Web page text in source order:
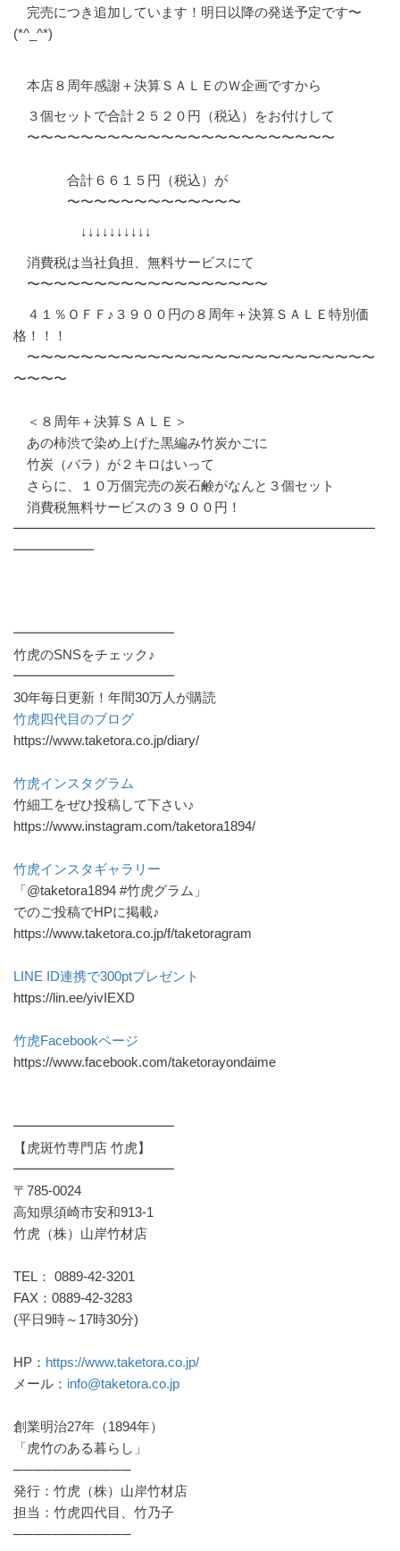
完売につき追加しています！明日以降の発送予定です〜
(*^_^*)
本店８周年感謝＋決算ＳＡＬＥのＷ企画ですから
３個セットで合計２５２０円（税込）をお付けして
〜〜〜〜〜〜〜〜〜〜〜〜〜〜〜〜〜〜〜〜〜〜〜
合計６６１５円（税込）が
〜〜〜〜〜〜〜〜〜〜〜〜〜
↓↓↓↓↓↓↓↓↓↓
消費税は当社負担、無料サービスにて
〜〜〜〜〜〜〜〜〜〜〜〜〜〜〜〜〜〜
４１％ＯＦＦ♪３９００円の８周年＋決算ＳＡＬＥ特別価
格！！！
〜〜〜〜〜〜〜〜〜〜〜〜〜〜〜〜〜〜〜〜〜〜〜〜〜〜
〜〜〜〜
＜８周年＋決算ＳＡＬＥ＞
あの柿渋で染め上げた黒編み竹炭かごに
竹炭（バラ）が２キロはいって
さらに、１０万個完売の炭石鹸がなんと３個セット
消費税無料サービスの３９００円！
━━━━━━━━━━━━━━━━━━━━━━━━━━━
━━━━━━
━━━━━━━━━━━━
竹虎のSNSをチェック♪
━━━━━━━━━━━━
30年毎日更新！年間30万人が購読
竹虎四代目のブログ
https://www.taketora.co.jp/diary/
竹虎インスタグラム
竹細工をぜひ投稿して下さい♪
https://www.instagram.com/taketora1894/
竹虎インスタギャラリー
「@taketora1894 #竹虎グラム」
でのご投稿でHPに掲載♪
https://www.taketora.co.jp/f/taketoragram
LINE ID連携で300ptプレゼント
https://lin.ee/yivIEXD
竹虎Facebookページ
https://www.facebook.com/taketorayondaime
━━━━━━━━━━━━
【虎斑竹専門店 竹虎】
━━━━━━━━━━━━
〒785-0024
高知県須崎市安和913-1
竹虎（株）山岸竹材店
TEL： 0889-42-3201
FAX：0889-42-3283
(平日9時～17時30分)
HP： https://www.taketora.co.jp/
メール： info@taketora.co.jp
創業明治27年（1894年）
「虎竹のある暮らし」
────────────
発行：竹虎（株）山岸竹材店
担当：竹虎四代目、竹乃子
────────────